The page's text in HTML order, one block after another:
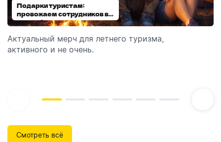
Подарки туристам:
провожаем сотрудников в
отпуск!
Актуальный мерч для летнего туризма,
активного и не очень.
Диспенсеры для мыла:
выбираем модель
Обзор автоматических диспенсеров для мыла,
которые идеально подходят для брендирования.
Смотреть всё